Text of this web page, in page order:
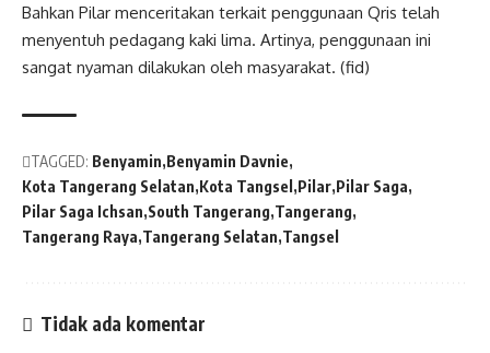
Bahkan Pilar menceritakan terkait penggunaan Qris telah
menyentuh pedagang kaki lima. Artinya, penggunaan ini
sangat nyaman dilakukan oleh masyarakat. (fid)
TAGGED: Benyamin Benyamin Davnie
Kota Tangerang Selatan Kota Tangsel Pilar Pilar Saga
Pilar Saga Ichsan South Tangerang Tangerang
Tangerang Raya Tangerang Selatan Tangsel
Tidak ada komentar